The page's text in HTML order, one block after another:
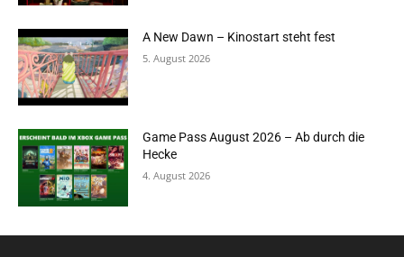
A New Dawn – Kinostart steht fest
5. August 2026
Game Pass August 2026 – Ab durch die
Hecke
4. August 2026